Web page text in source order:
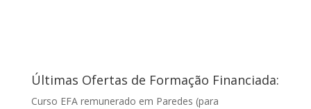
Últimas Ofertas de Formação Financiada:
Curso EFA remunerado em Paredes (para